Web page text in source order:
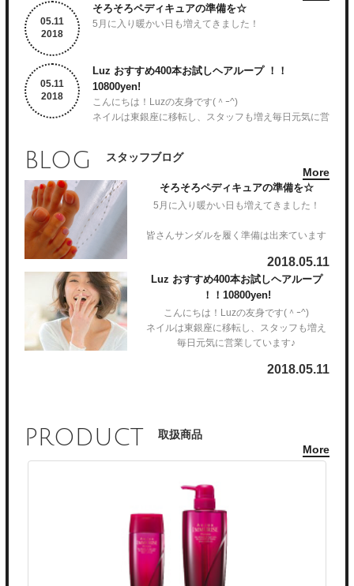
5.11
2018
そろそろペディキュアの準備を☆
5月に入り暖かい日も増えてきました！
Luzでは5月から6月15日までペディキュアのクーポンを
LINE@にて配信しています！
ご登録お願い致します♡
クーポン内容は…
フットバス＊ファイル＊甘皮ケア*ワンカラージェル
5400yen!
となっています(^-^)
スクラブもついてツルツルの足裏になれます（＾ν＾）
ご予約はこちらから⇨heelginza.bionly.net
08094383976中央区銀座3-11-19エスティメゾン銀座
5.11
2018
Luz おすすめ400本お試しヘアループ ！！
10800yen!
こんにちは！Luzの友身です(＾ｰ^)
ネイルは東銀座に移転し、スタッフも増え毎日元気に営
Luz での新メニューヘアループ もご好評頂いておりま
ヘアループ とは…
とまだまだ知らない方も多いと思いますが、1本の地毛
に4本の人工毛を付けていく新感覚のエクステとなりま
装着方法は簡単。健康的な地毛を選んでそこにループに
なってる毛を通します。
そして玉結びをして完成です！
BLOG スタッフブログ
More
そろそろペディキュアの準備を☆
5月に入り暖かい日も増えてきました！
皆さんサンダルを履く準備は出来ています
Luzでは5月から6月15日までペディキュア
のクーポンをLINE@にて配信しています！
@bbf3520t
クーポン内容は…
フットバス＊ファイル＊甘皮ケア*ワンカラ
となっています(^-^)
※オフがある場合別途1本216円頂きます
2018.05.11
Luz おすすめ400本お試しヘアループ
！！10800yen!
こんにちは！Luzの友身です(＾ｰ^)
ネイルは東銀座に移転し、スタッフも増え
毎日元気に営業しています♪
Luz での新メニューヘアループ もご好評頂
とまだまだ知らない方も多いと思います
が、1本の地毛に4本の人工毛を付けていく
装着方法は簡単。健康的な地毛を選んでそ
こにループになってる毛を通します。
そして玉結びをして完成です！
2018.05.11
PRODUCT 取扱商品
More